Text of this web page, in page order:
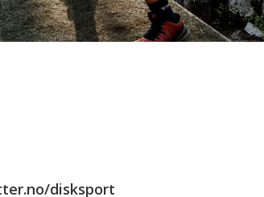
disksport